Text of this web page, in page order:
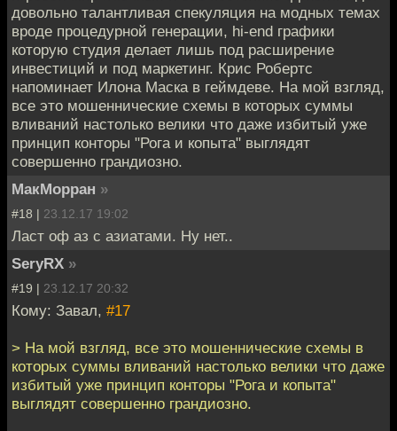
довольно талантливая спекуляция на модных темах
вроде процедурной генерации, hi-end графики
которую студия делает лишь под расширение
инвестиций и под маркетинг. Крис Робертс
напоминает Илона Маска в геймдеве. На мой взгляд,
все это мошеннические схемы в которых суммы
вливаний настолько велики что даже избитый уже
принцип конторы "Рога и копыта" выглядят
совершенно грандиозно.
МакМорран »
#18 | 23.12.17 19:02
Ласт оф аз с азиатами. Ну нет..
SeryRX »
#19 | 23.12.17 20:32
Кому: Завал, #17
> На мой взгляд, все это мошеннические схемы в
которых суммы вливаний настолько велики что даже
избитый уже принцип конторы "Рога и копыта"
выглядят совершенно грандиозно.